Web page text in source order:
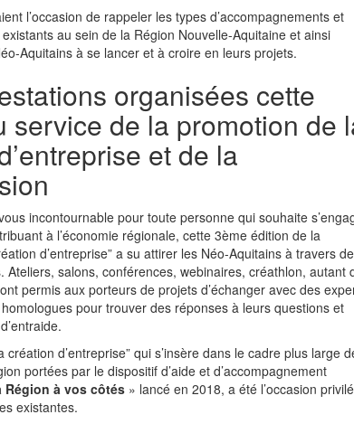
l’occasion de rappeler les types d’accompagnements et
existants au sein de la Région Nouvelle-Aquitaine et ainsi
Aquitains à se lancer et à croire en leurs projets.
organisées cette
service de la promotion de
et de la
incontournable pour toute personne qui souhaite
à l’économie régionale, cette 3ème édition de la
d’entreprise” a su attirer les Néo-Aquitains à travers
Ateliers, salons, conférences, webinaires, créathlon, autant
permis aux porteurs de projets d’échanger avec des
homologues pour trouver des réponses à leurs questions et
création d’entreprise” qui s’insère dans le cadre plus large
portées par le dispositif d’aide et d’accompagnement
Région à vos côtés » lancé en 2018, a été l’occasion
existantes.